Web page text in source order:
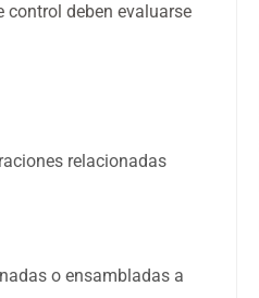
control deben evaluarse
relacionadas
o ensambladas a